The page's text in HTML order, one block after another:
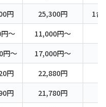
円 25,300円
1台
〜 11,000円〜
円〜
17,000円〜
円
22,880円
円
21,780円